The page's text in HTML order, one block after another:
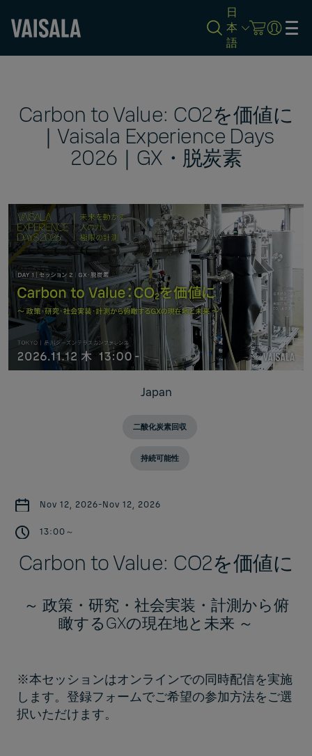
日
本
語
Carbon to Value: CO2を価値に
｜Vaisala Experience Days
2026｜GX・脱炭素
Japan
二酸化炭素回収
持続可能性
Nov 12, 2026-Nov 12, 2026
13:00～
Carbon to Value: CO2を価値に
～ 政策・研究・社会実装・計測から俯
瞰するGXの現在地と未来 ～
※本セッションはオンラインでの同時配信を実施
します。登録フォームでご希望の参加方法をご選
択いただけます。